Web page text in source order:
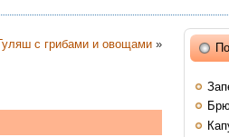
с грибами и овощами »